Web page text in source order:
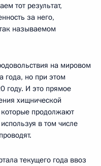
тот результат,
за него,
называемом
на мировом
года, но при этом
году. И это прямое
хищнической
которые продолжают
в том числе
текущего года ввоз